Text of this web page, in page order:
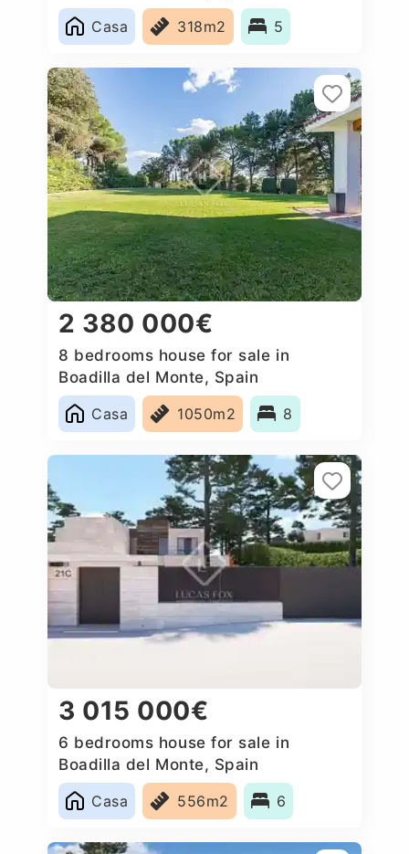
Casa
318m2 5
2 380 000€
8 bedrooms house for sale in
Boadilla del Monte, Spain
Casa
1050m2 8
3 015 000€
6 bedrooms house for sale in
Boadilla del Monte, Spain
Casa
556m2 6